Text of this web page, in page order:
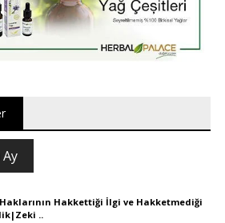
Hakkettiği İlgi ve Hakketmediği
..